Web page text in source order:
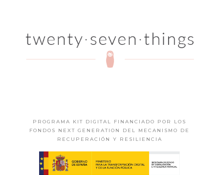
PROGRAMA KIT DIGITAL FINANCIADO POR LOS
FONDOS NEXT GENERATION DEL MECANISMO DE
RECUPERACIÓN Y RESILIENCIA